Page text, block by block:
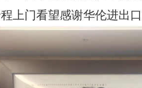
上门看望感谢华伦进出